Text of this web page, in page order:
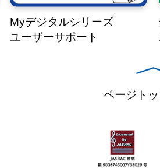
Myデジタルシリーズ
ユーザーサポート
ページト